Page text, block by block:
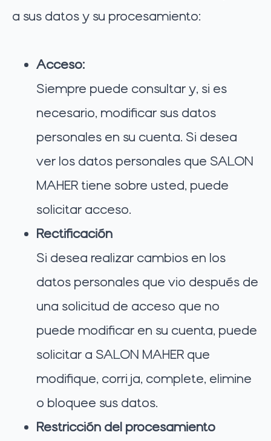
a sus datos y su procesamiento:
Acceso:
Siempre puede consultar y, si es
necesario, modificar sus datos
personales en su cuenta. Si desea
ver los datos personales que SALON
MAHER tiene sobre usted, puede
solicitar acceso.
Rectificación
Si desea realizar cambios en los
datos personales que vio después de
una solicitud de acceso que no
puede modificar en su cuenta, puede
solicitar a SALON MAHER que
modifique, corrija, complete, elimine
o bloquee sus datos.
Restricción del procesamiento